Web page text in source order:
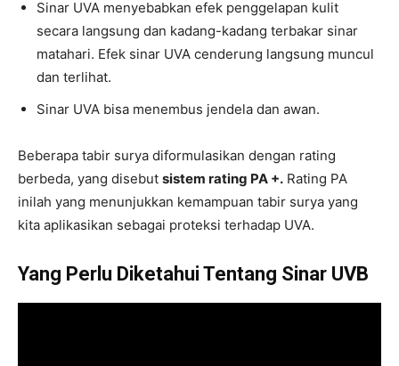
Sinar UVA menyebabkan efek penggelapan kulit
secara langsung dan kadang-kadang terbakar sinar
matahari. Efek sinar UVA cenderung langsung muncul
dan terlihat.
Sinar UVA bisa menembus jendela dan awan.
Beberapa tabir surya diformulasikan dengan rating
berbeda, yang disebut sistem rating PA +. Rating PA
inilah yang menunjukkan kemampuan tabir surya yang
kita aplikasikan sebagai proteksi terhadap UVA.
Yang Perlu Diketahui Tentang Sinar UVB